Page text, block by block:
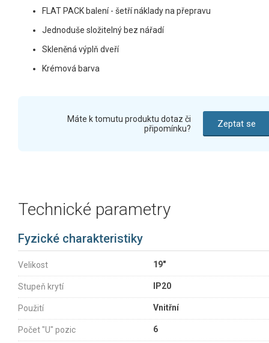
FLAT PACK balení - šetří náklady na přepravu
Jednoduše složitelný bez nářadí
Skleněná výplň dveří
Krémová barva
Máte k tomutu produktu dotaz či
připomínku?
Zeptat se
Technické parametry
Fyzické charakteristiky
Velikost 19"
Stupeň krytí IP20
Použití Vnitřní
Počet "U" pozic 6